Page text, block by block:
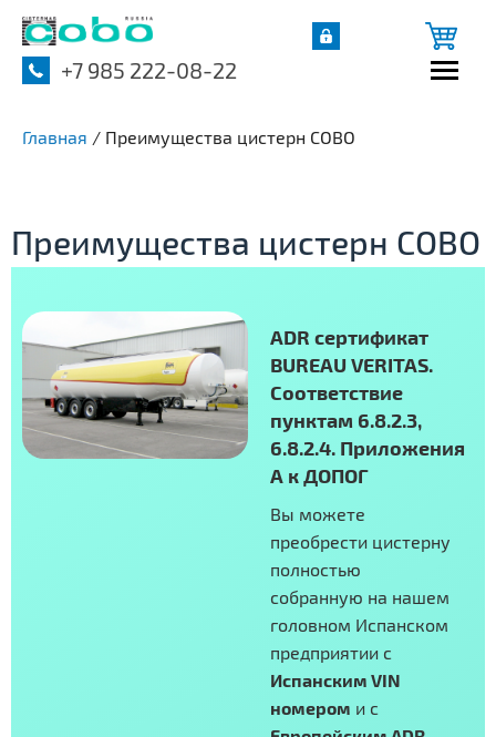
+7 985 222-08-22
Главная / Преимущества цистерн COBO
Преимущества цистерн COBO
ADR сертификат
BUREAU VERITAS.
Соответствие
пунктам 6.8.2.3,
6.8.2.4. Приложения
А к ДОПОГ
Вы можете
преобрести цистерну
полностью
собранную на нашем
головном Испанском
предприятии с
Испанским VIN
номером и с